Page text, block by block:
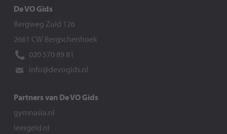
De VO Gids
Bergweg Zuid 126
2661 CW Bergschenhoek
020 570 89 81
info@devogids.nl
Partners van De VO Gids
gymnasia.nl
leergeld.nl